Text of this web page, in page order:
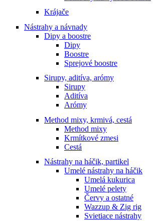
Krájače
Nástrahy a návnady
Dipy a boostre
Dipy
Boostre
Sprejové boostre
Sirupy, aditíva, arómy
Sirupy
Aditíva
Arómy
Method mixy, krmivá, cestá
Method mixy
Krmítkové zmesi
Cestá
Nástrahy na háčik, partikel
Umelé nástrahy na háčik
Umelá kukurica
Umelé pelety
Červy a ostatné
Wazzup & Zig rig
Svietiace nástrahy